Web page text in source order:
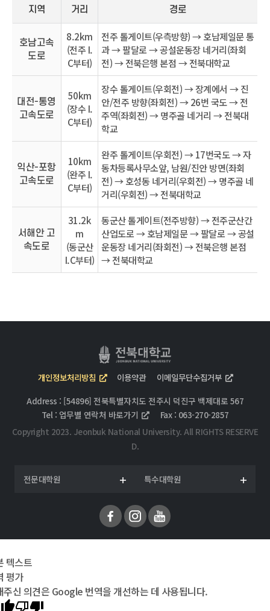
지역 거리 경로
호남고속
도로
8.2km
(전주 I.
C부터)
전주 톨게이트(우측방향) → 호남제일문 통
과 → 팔달로 → 공설운동장 네거리(좌회
전) → 전북은행 본점 → 전북대학교
대전-통영
고속도로
50km
(장수 I.
C부터)
장수 톨게이트(우회전) → 장계에서 → 진
안/전주 방향(좌회전) → 26번 국도 → 전
주역(좌회전) → 명주골 네거리 → 전북대
학교
익산-포항
고속도로
10km
(완주 I.
C부터)
완주 톨게이트(우회전) → 17번국도 → 자
동차등록사무소앞, 남원/진안 방면(좌회
전) → 호성동 네거리(우회전) → 명주골 네
거리(우회전) → 전북대학교
서해안 고
속도로
31.2k
m
(동군산
I.C부터)
동군산 톨게이트(전주방향) → 전주군산간
산업도로 → 호남제일문 → 팔달로 → 공설
운동장 네거리(좌회전) → 전북은행 본점
→ 전북대학교
개인정보처리방침 이용약관
이메일무단수집거부
Address : [54896] 전북특별자치도 전주시 덕진구 백제대로 567
Tel : 업무별 연락처 바로가기
Fax : 063-270-2857
Copyright 2023. Jeonbuk National University. All RIGHTS RESERVE
D.
전문대학원 특수대학원
텍스트
평가
주신 의견은 Google 번역을 개선하는 데 사용됩니다.